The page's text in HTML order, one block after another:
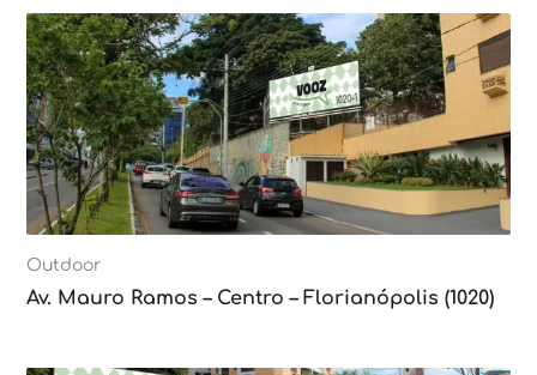
Outdoor
Av. Mauro Ramos – Centro – Florianópolis (1020)